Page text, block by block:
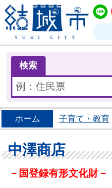
検索
ホーム 子育て・教育
中澤商店
－国登録有形文化財－